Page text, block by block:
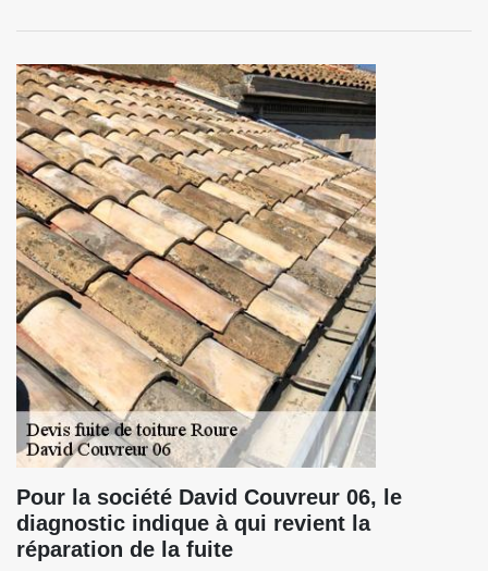
Pour la société David Couvreur 06, le
diagnostic indique à qui revient la
réparation de la fuite